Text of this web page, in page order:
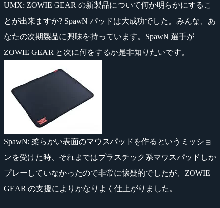
UMX: ZOWIE GEAR の新製品について何か明らかにするこ
とが出来ますか? SpawN パッドは大成功でした。みんな、あ
なたの次期製品に興味を持っています。SpawN 選手が
ZOWIE GEAR と次に何をするか是非知りたいです。
SpawN: 柔らかい表面のマウスパッドを作るというミッショ
ンを受けた時、それまではプラスチック系マウスパッドしか
プレーしていなかったので非常に懐疑的でしたが、ZOWIE
GEAR の支援によりかなりよく仕上がりました。